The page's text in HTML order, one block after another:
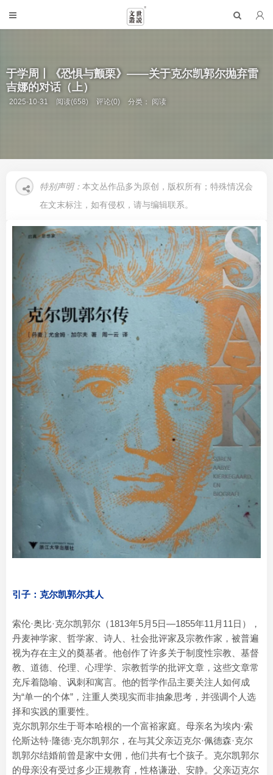
于学周丨《恐惧与颤栗》——关于克尔凯郭尔抛弃雷
吉娜的对话（上）
2025-10-31 阅读(658) 评论(0) 分类：阅读
特别声明： 本文丛作品多为原创，版权所有；特殊情况会
在文末标注，如有侵权，请与编辑联系。
引子：克尔凯郭尔其人
索伦·奥比·克尔凯郭尔（1813年5月5日—1855年11月11日），
丹麦神学家、哲学家、诗人、社会批评家及宗教作家，被普遍
视为存在主义的奠基者。他创作了许多关于制度性宗教、基督
教、道德、伦理、心理学、宗教哲学的批评文章，这些文章常
充斥着隐喻、讽刺和寓言。他的哲学作品主要关注人如何成
为“单一的个体”，注重人类现实而非抽象思考，并强调个人选
择和实践的重要性。
克尔凯郭尔生于哥本哈根的一个富裕家庭。母亲名为埃内·索
伦斯达特·隆德·克尔凯郭尔，在与其父亲迈克尔·佩德森·克尔
凯郭尔结婚前曾是家中女佣，他们共有七个孩子。克尔凯郭尔
的母亲没有受过多少正规教育，性格谦逊、安静。父亲迈克尔